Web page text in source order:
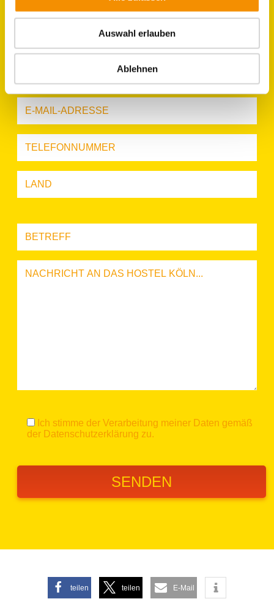
Auswahl erlauben
Ablehnen
Ich stimme der Verarbeitung meiner Daten gemäß
der Datenschutzerklärung zu.
teilen teilen E-Mail